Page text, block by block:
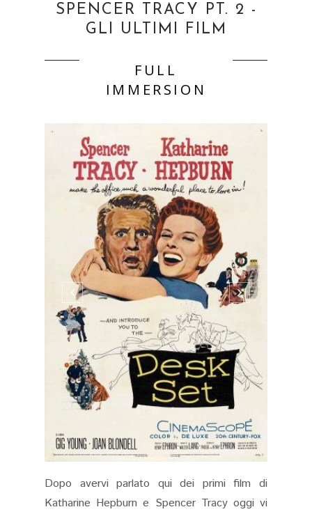
SPENCER TRACY PT. 2 -
GLI ULTIMI FILM
FULL
IMMERSION
Dopo avervi parlato qui dei primi film di
Katharine Hepburn e Spencer Tracy oggi vi